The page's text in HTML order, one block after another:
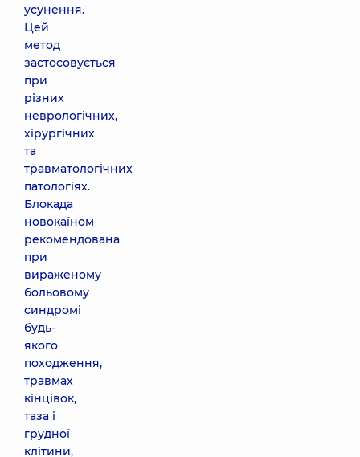
усунення.
Цей
метод
застосовується
при
різних
неврологічних,
хірургічних
та
травматологічних
патологіях.
Блокада
новокаїном
рекомендована
при
вираженому
больовому
синдромі
будь-
якого
походження,
травмах
кінцівок,
таза і
грудної
клітини,